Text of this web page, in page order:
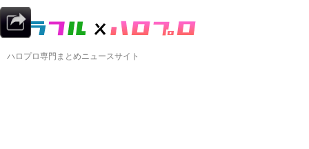
ハロプロ専門まとめニュースサイト